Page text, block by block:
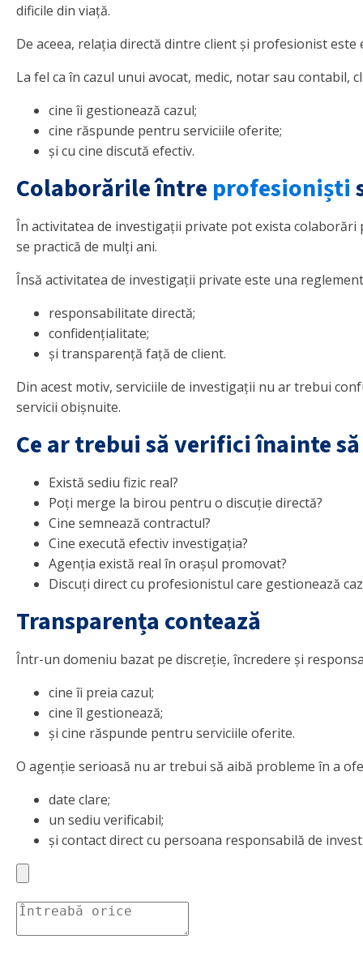
dificile din viață.
De aceea, relația directă dintre client și profesionist
La fel ca în cazul unui avocat, medic, notar sau contabil,
cine îi gestionează cazul;
cine răspunde pentru serviciile oferite;
și cu cine discută efectiv.
Colaborările între profesioniști
În activitatea de investigații private pot exista
se practică de mulți ani.
Însă activitatea de investigații private este una
responsabilitate directă;
confidențialitate;
și transparență față de client.
Din acest motiv, serviciile de investigații nu ar trebui
servicii obișnuite.
Ce ar trebui să verifici înainte
Există sediu fizic real?
Poți merge la birou pentru o discuție directă?
Cine semnează contractul?
Cine execută efectiv investigația?
Agenția există real în orașul promovat?
Discuți direct cu profesionistul care gestionează
Transparența contează
Într-un domeniu bazat pe discreție, încredere și
cine îi preia cazul;
cine îl gestionează;
și cine răspunde pentru serviciile oferite.
O agenție serioasă nu ar trebui să aibă probleme în a
date clare;
un sediu verificabil;
și contact direct cu persoana responsabilă de